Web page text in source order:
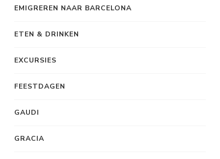
EMIGREREN NAAR BARCELONA
ETEN & DRINKEN
EXCURSIES
FEESTDAGEN
GAUDI
GRACIA